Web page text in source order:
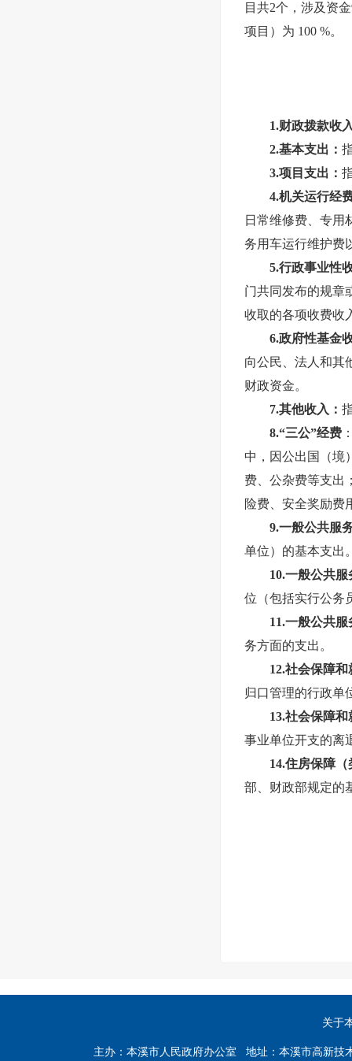
目共2个，涉及资
项目）为 100 %。
1.财政拨款收
2.基本支出：
3.项目支出：
4.机关运行经
日常维修费、专用
务用车运行维护费
5.行政事业性
门共同发布的规章
收取的各项收费收
6.政府性基金
向公民、法人和其
财政资金。
7.其他收入：
8.“三公”经费
中，因公出国（境
费、公杂费等支出
险费、安全奖励费
9.一般公共服
单位）的基本支出
10.一般公共
位（包括实行公务
11.一般公共
务方面的支出。
12.社会保障
归口管理的行政单
13.社会保障
事业单位开支的离
14.住房保障
部、财政部规定的
关于
主办：本溪市人民政府办公室 地址：本溪市高新